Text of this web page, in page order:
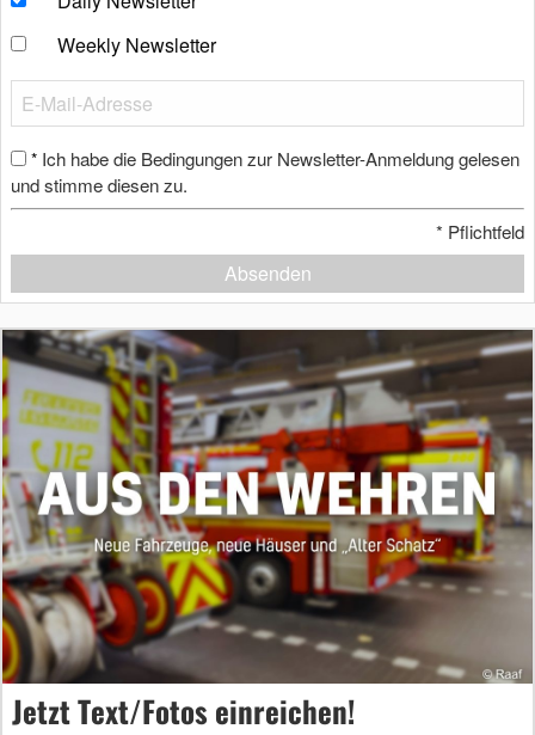
Weekly Newsletter
* Ich habe die Bedingungen zur Newsletter-Anmeldung gelesen
und stimme diesen zu.
* Pflichtfeld
Absenden
Jetzt Text/Fotos einreichen!